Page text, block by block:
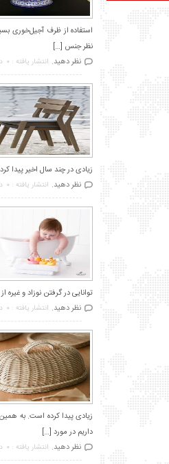
استفاده از ظرف آجیل‌خوری
نظر جنس […]
نظر دهید. انتشار یافته : 0
زیادی در چند سال اخیر پیدا
نظر دهید. انتشار یافته : 0
توانایی در گرفتن نوزاد و
نظر دهید. انتشار یافته : 0
زیادی پیدا کرده است. به
داریم در مورد […]
نظر دهید. انتشار یافته : 0